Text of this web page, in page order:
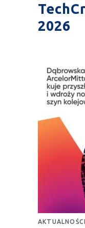
2026
AKTUALNOŚCI